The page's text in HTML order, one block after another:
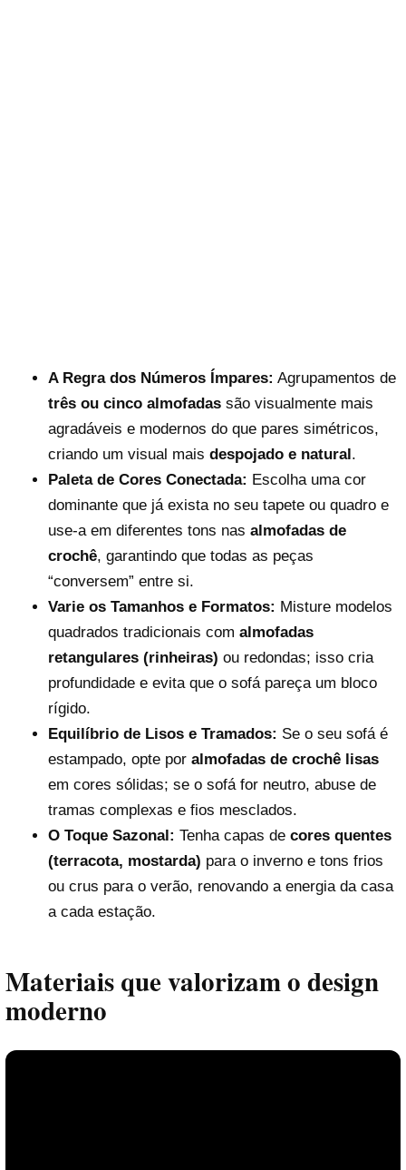
A Regra dos Números Ímpares: Agrupamentos de
três ou cinco almofadassão visualmente mais
agradáveis e modernos do que pares simétricos,
criando um visual mais despojado e natural.
Paleta de Cores Conectada: Escolha uma cor
dominante que já exista no seu tapete ou quadro e
use-a em diferentes tons nas almofadas de
crochê, garantindo que todas as peças
“conversem” entre si.
Varie os Tamanhos e Formatos: Misture modelos
quadrados tradicionais com almofadas
retangulares (rinheiras) ou redondas; isso cria
profundidade e evita que o sofá pareça um bloco
rígido.
Equilíbrio de Lisos e Tramados: Se o seu sofá é
estampado, opte por almofadas de crochê lisas
em cores sólidas; se o sofá for neutro, abuse de
tramas complexas e fios mesclados.
O Toque Sazonal: Tenha capas de cores quentes
(terracota, mostarda) para o inverno e tons frios
ou crus para o verão, renovando a energia da casa
a cada estação.
Materiais que valorizam o design
moderno